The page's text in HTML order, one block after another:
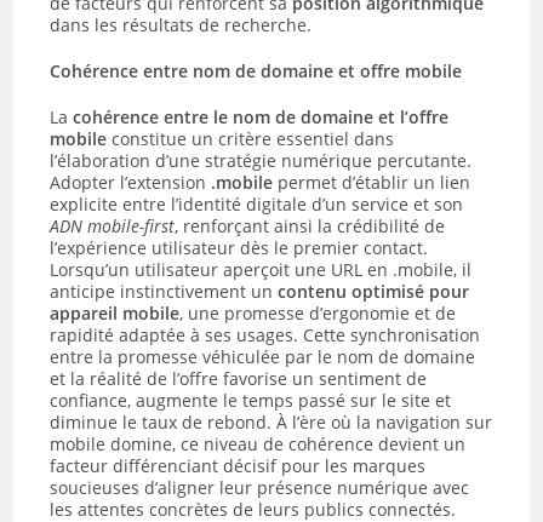
dans les résultats de recherche.
Cohérence entre nom de domaine et offre mobile
Lacohérence entre le nom de domaine et l’offre
mobile constitue un critère essentiel dans
l’élaboration d’une stratégie numérique percutante.
Adopter l’extension .mobile permet d’établir un lien
explicite entre l’identité digitale d’un service et son
ADN mobile-first, renforçant ainsi la crédibilité de
l’expérience utilisateur dès le premier contact.
Lorsqu’un utilisateur aperçoit une URL en .mobile, il
anticipe instinctivement uncontenu optimisé pour
appareil mobile, une promesse d’ergonomie et de
rapidité adaptée à ses usages. Cette synchronisation
entre la promesse véhiculée par le nom de domaine
et la réalité de l’offre favorise un sentiment de
confiance, augmente le temps passé sur le site et
diminue le taux de rebond. À l’ère où la navigation sur
mobile domine, ce niveau de cohérence devient un
facteur différenciant décisif pour les marques
soucieuses d’aligner leur présence numérique avec
les attentes concrètes de leurs publics connectés.